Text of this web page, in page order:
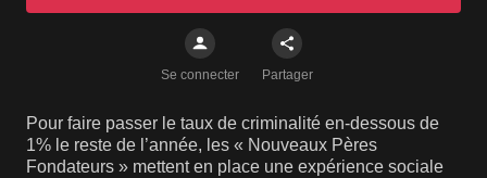
Se connecter Partager
Pour faire passer le taux de criminalité en-dessous de
1% le reste de l’année, les « Nouveaux Pères
Fondateurs » mettent en place une expérience sociale